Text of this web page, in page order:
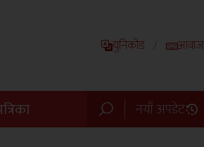
युनिकोड / आवाज
नयाँ अपडेट